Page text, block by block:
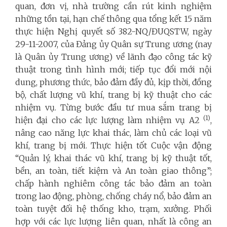
quan, đơn vị, nhà trường cần rút kinh nghiệm
những tồn tại, hạn chế thông qua tổng kết 15 năm
thực hiện Nghị quyết số 382-NQ/ĐUQSTW, ngày
29-11-2007, của Đảng ủy Quân sự Trung ương (nay
là Quân ủy Trung ương) về lãnh đạo công tác kỹ
thuật trong tình hình mới; tiếp tục đổi mới nội
dung, phương thức, bảo đảm đầy đủ, kịp thời, đồng
bộ, chất lượng vũ khí, trang bị kỹ thuật cho các
nhiệm vụ. Từng bước đầu tư mua sắm trang bị
hiện đại cho các lực lượng làm nhiệm vụ A2 (1),
nâng cao năng lực khai thác, làm chủ các loại vũ
khí, trang bị mới. Thực hiện tốt Cuộc vận động
“Quản lý, khai thác vũ khí, trang bị kỹ thuật tốt,
bền, an toàn, tiết kiệm và An toàn giao thông”;
chấp hành nghiêm công tác bảo đảm an toàn
trong lao động, phòng, chống cháy nổ, bảo đảm an
toàn tuyệt đối hệ thống kho, trạm, xưởng. Phối
hợp với các lực lượng liên quan, nhất là công an